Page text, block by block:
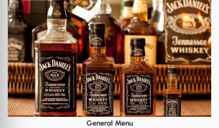
General Menu